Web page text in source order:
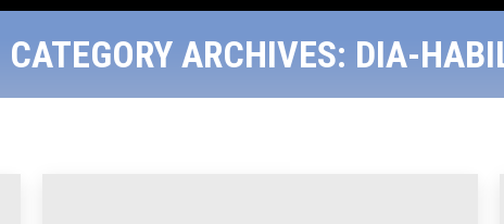
CATEGORY ARCHIVES: DIA-